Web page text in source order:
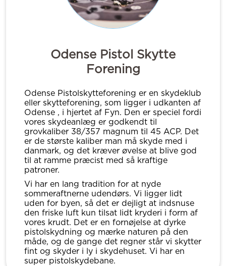
Odense Pistol Skytte
Forening
Odense Pistolskytteforening er en skydeklub
eller skytteforening, som ligger i udkanten af
Odense , i hjertet af Fyn. Den er speciel fordi
vores skydeanlæg er godkendt til
grovkaliber 38/357 magnum til 45 ACP. Det
er de største kaliber man må skyde med i
danmark, og det kræver øvelse at blive god
til at ramme præcist med så kraftige
patroner.
Vi har en lang tradition for at nyde
sommeraftnerne udendørs. Vi ligger lidt
uden for byen, så det er dejligt at indsnuse
den friske luft kun tilsat lidt kryderi i form af
vores krudt. Det er en fornøjelse at dyrke
pistolskydning og mærke naturen på den
måde, og de gange det regner står vi skytter
fint og skyder i ly i skydehuset. Vi har en
super pistolskydebane.